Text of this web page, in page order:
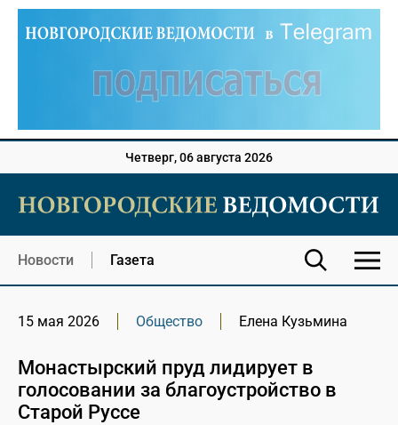
Четверг, 06 августа 2026
Новости Газета
15 мая 2026 Общество Елена Кузьмина
Монастырский пруд лидирует в
голосовании за благоустройство в
Старой Руссе